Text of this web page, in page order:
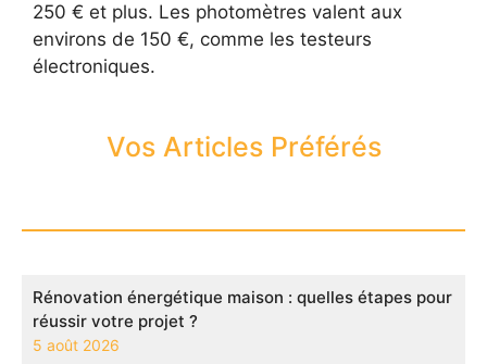
250 € et plus. Les photomètres valent aux
environs de 150 €, comme les testeurs
électroniques.
Vos Articles Préférés
Rénovation énergétique maison : quelles étapes pour
réussir votre projet ?
5 août 2026